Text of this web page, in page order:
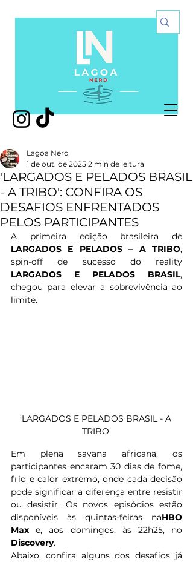
'LARGADOS E PELADOS BRASIL
- A TRIBO': CONFIRA OS
DESAFIOS ENFRENTADOS
PELOS PARTICIPANTES
Lagoa Nerd
1 de out. de 2025 2 min de leitura
LARGADOS E PELADOS – A TRIBO,
LARGADOS E PELADOS BRASIL,
chegou para elevar a sobrevivência ao
limite.
'LARGADOS E PELADOS BRASIL - A
TRIBO'
Em plena savana africana, os
participantes encaram 30 dias de fome,
frio e calor extremo, onde cada decisão
pode significar a diferença entre resistir
ou desistir. Os novos episódios estão
disponíveis às quintas-feiras naHBO
Max
Discovery.
Abaixo, confira alguns dos desafios já